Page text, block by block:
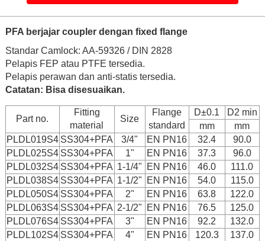
PFA berjajar coupler dengan fixed flange
Standar Camlock: AA-59326 / DIN 2828
Pelapis FEP atau PTFE tersedia.
Pelapis perawan dan anti-statis tersedia.
Catatan: Bisa disesuaikan.
Part no.
Fitting
material
Size
Flange
standard
D±0.1
D2 min
mm
mm
PLDL019S4 SS304+PFA 3/4" EN PN16 32.4
90.0
PLDL025S4 SS304+PFA 1" EN PN16 37.3
96.0
PLDL032S4 SS304+PFA 1-1/4" EN PN16 46.0
111.0
PLDL038S4 SS304+PFA 1-1/2" EN PN16 54.0
115.0
PLDL050S4 SS304+PFA 2" EN PN16 63.8
122.0
PLDL063S4 SS304+PFA 2-1/2" EN PN16 76.5
125.0
PLDL076S4 SS304+PFA 3" EN PN16 92.2
132.0
PLDL102S4 SS304+PFA 4" EN PN16 120.3 137.0